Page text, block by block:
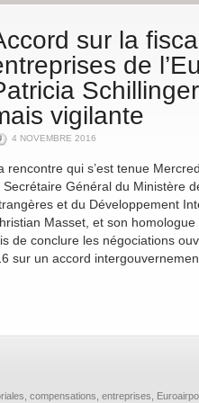
sur la
de
vigilante
4 NOVEMBRE 2016
rencontre qui s’est tenue
Secrétaire Général du Ministère
et du Développement
Masset, et son homologue
de conclure les négociations
sur un accord
compensations entreprises